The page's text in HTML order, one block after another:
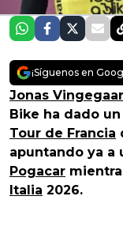
¡Síguenos en
Jonas
Bike ha dado
Tour de Francia
apuntando ya a
Pogacar
Italia 2026.